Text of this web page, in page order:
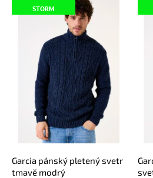
p
STORM
Garcia pánský pletený svetr
tmavě modrý